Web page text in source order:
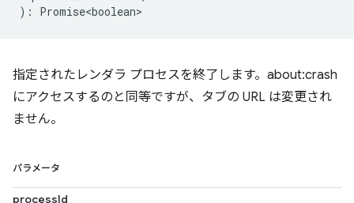
) : Promise<boolean>
指定されたレンダラ プロセスを終了します。about:crash
にアクセスするのと同等ですが、タブの URL は変更され
ません。
パラメータ
processId